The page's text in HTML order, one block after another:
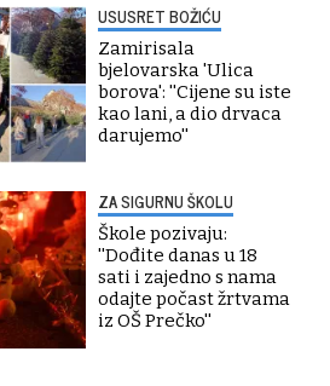
USUSRET BOŽIĆU
Zamirisala
bjelovarska 'Ulica
borova': ''Cijene su iste
kao lani, a dio drvaca
darujemo''
ZA SIGURNU ŠKOLU
Škole pozivaju:
''Dođite danas u 18
sati i zajedno s nama
odajte počast žrtvama
iz OŠ Prečko''